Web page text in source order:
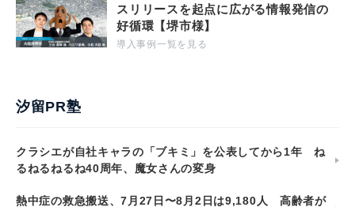
スリリースを起点に広がる情報発信の
好循環【堺市様】
導入事例一覧を見る
汐留PR塾
クラシエが自社キャラの「ブキミ」を公表してから1年 ね
るねるねるね40周年、魔女さんの変身
熱中症の救急搬送、7月27日〜8月2日は9,180人 高齢者が